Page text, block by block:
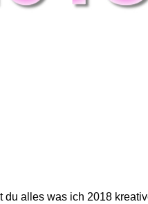
alles was ich 2018